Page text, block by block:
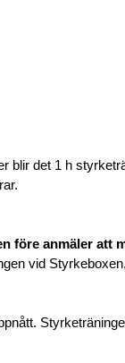
det 1 h
före anmäler att
vid